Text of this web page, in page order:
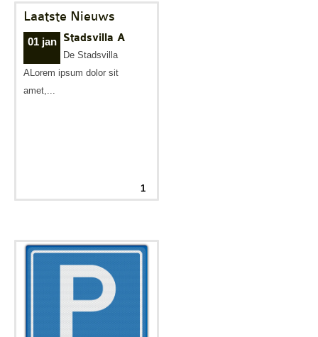
Verzekeringen
Klachtenmeldpunt
Video's
Laatste Nieuws
01 jan Stadsvilla A
De Stadsvilla
ALorem ipsum dolor sit
amet,...
1